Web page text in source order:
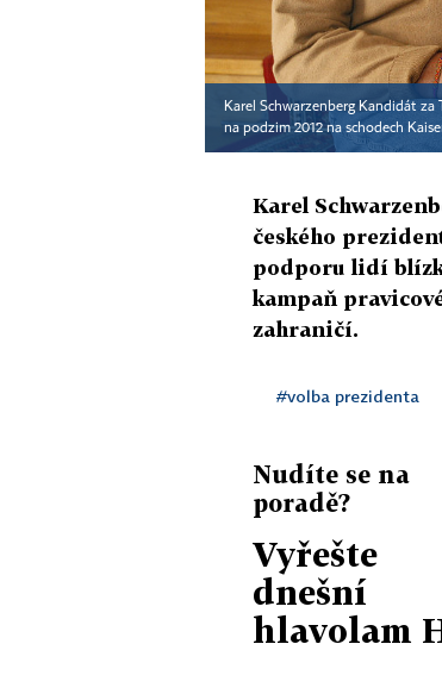
Karel Schwarzenberg Kandidát
na podzim 2012 na schodech
Karel
českého
podporu lidí
kampaň
zahraničí.
#volba prezidenta
Nudíte se na
poradě?
Vyřešte
dnešní
hlavolam